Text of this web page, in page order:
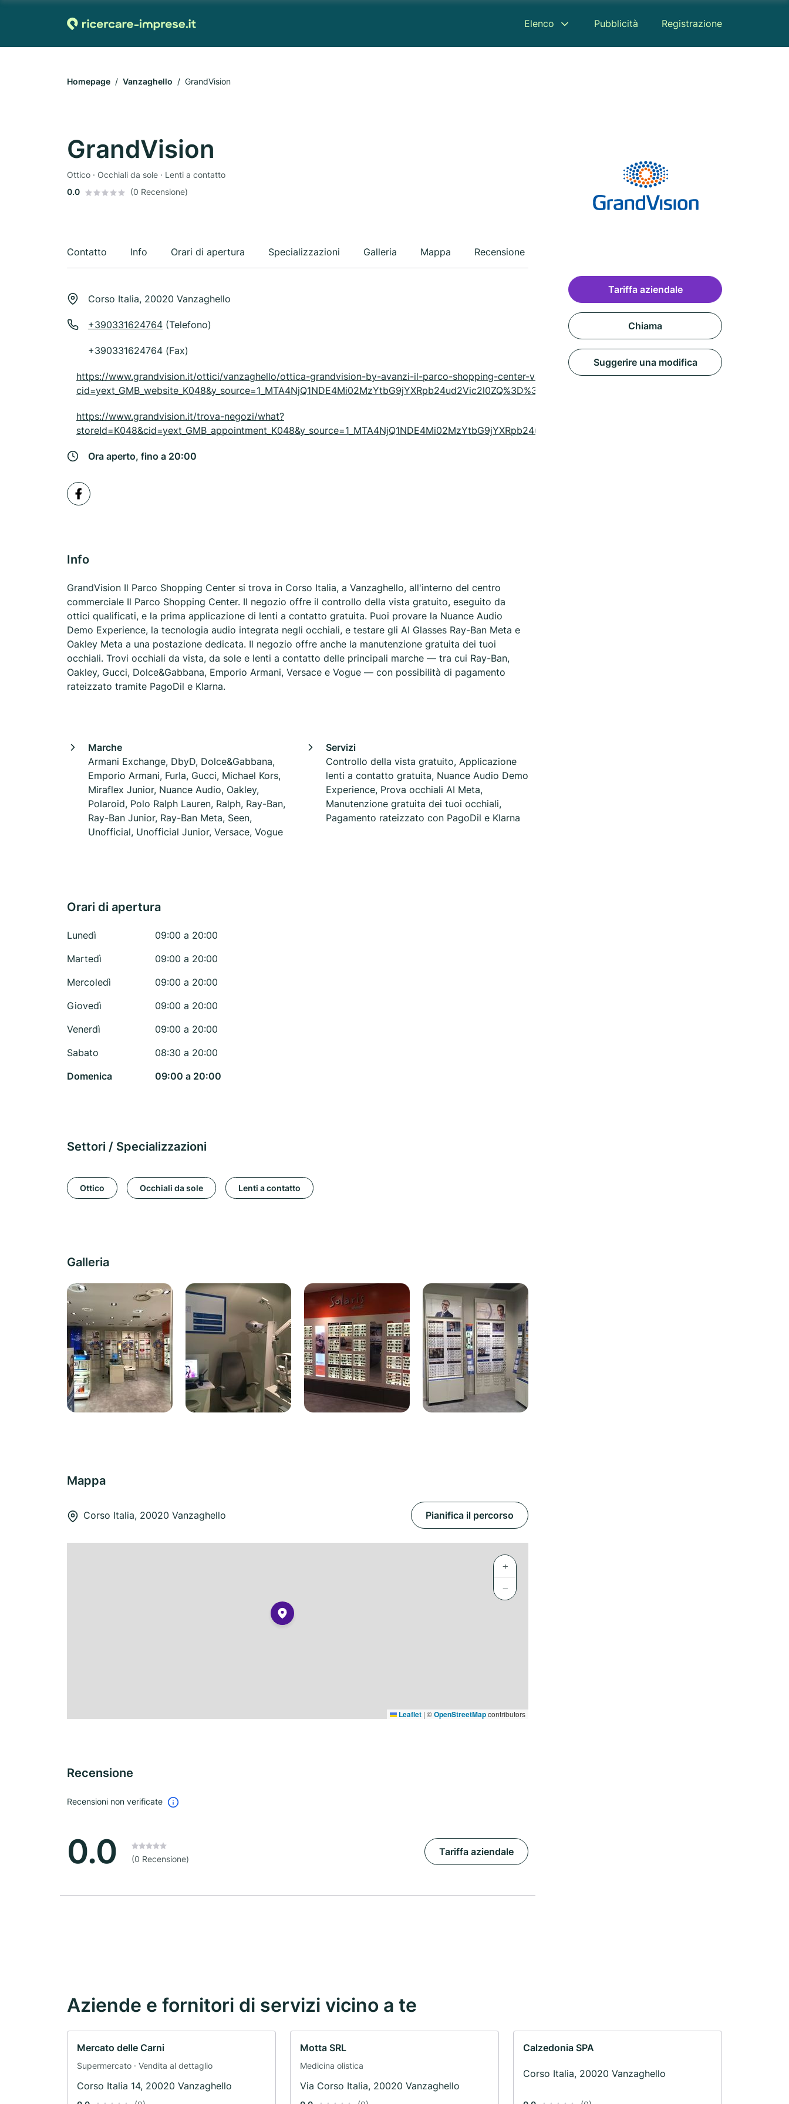
Elenco Pubblicità Registrazione
Homepage Vanzaghello GrandVision
GrandVision
Ottico · Occhiali da sole · Lenti a contatto
0.0
(0 Recensione)
Contatto Info Orari di apertura Specializzazioni Galleria Mappa Recensione
Corso Italia, 20020 Vanzaghello
+390331624764 (Telefono)
+390331624764 (Fax)
https://www.grandvision.it/ottici/vanzaghello/ottica-grandvision-by-avanzi-il-parco-shopping-center-vanzaghello?
cid=yext_GMB_website_K048&y_source=1_MTA4NjQ1NDE4Mi02MzYtbG9jYXRpb24ud2Vic2l0ZQ%3D%3D
https://www.grandvision.it/trova-negozi/what?
storeId=K048&cid=yext_GMB_appointment_K048&y_source=1_MTA4NjQ1NDE4Mi02MzYtbG9jYXRpb24ucmVzZXJ2YXRpb25fdXJs
Ora aperto, fino a 20:00
Info
GrandVision Il Parco Shopping Center si trova in Corso Italia, a Vanzaghello, all'interno del centro
commerciale Il Parco Shopping Center. Il negozio offre il controllo della vista gratuito, eseguito da
ottici qualificati, e la prima applicazione di lenti a contatto gratuita. Puoi provare la Nuance Audio
Demo Experience, la tecnologia audio integrata negli occhiali, e testare gli AI Glasses Ray-Ban Meta e
Oakley Meta a una postazione dedicata. Il negozio offre anche la manutenzione gratuita dei tuoi
occhiali. Trovi occhiali da vista, da sole e lenti a contatto delle principali marche — tra cui Ray-Ban,
Oakley, Gucci, Dolce&Gabbana, Emporio Armani, Versace e Vogue — con possibilità di pagamento
rateizzato tramite PagoDil e Klarna.
Marche
Armani Exchange, DbyD, Dolce&Gabbana,
Emporio Armani, Furla, Gucci, Michael Kors,
Miraflex Junior, Nuance Audio, Oakley,
Polaroid, Polo Ralph Lauren, Ralph, Ray-Ban,
Ray-Ban Junior, Ray-Ban Meta, Seen,
Unofficial, Unofficial Junior, Versace, Vogue
Servizi
Controllo della vista gratuito, Applicazione
lenti a contatto gratuita, Nuance Audio Demo
Experience, Prova occhiali AI Meta,
Manutenzione gratuita dei tuoi occhiali,
Pagamento rateizzato con PagoDil e Klarna
Orari di apertura
Lunedì
09:00 a 20:00
Martedì
09:00 a 20:00
Mercoledì
09:00 a 20:00
Giovedì
09:00 a 20:00
Venerdì
09:00 a 20:00
Sabato
08:30 a 20:00
Domenica
09:00 a 20:00
Settori / Specializzazioni
Ottico Occhiali da sole Lenti a contatto
Galleria
Mappa
Corso Italia, 20020 Vanzaghello Pianifica il percorso
+
−
Leaflet | ©OpenStreetMapcontributors
Recensione
Recensioni non verificate
0.0 (0 Recensione)
Tariffa aziendale
Tariffa aziendale
Chiama
Suggerire una modifica
Aziende e fornitori di servizi vicino a te
Mercato delle Carni
Supermercato · Vendita al dettaglio
Corso Italia 14, 20020 Vanzaghello
Motta SRL
Medicina olistica
Via Corso Italia, 20020 Vanzaghello
Calzedonia SPA
Corso Italia, 20020 Vanzaghello